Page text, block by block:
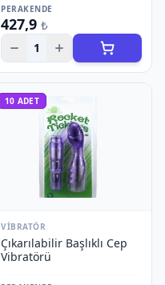
PERAKENDE
427,9 ₺
1
10 ADET
VIBRATÖR
Çıkarılabilir Başlıklı Cep
Vibratörü